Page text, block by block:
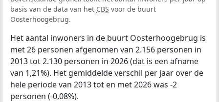
basis van de data van het CBS voor de buurt
Oosterhoogebrug.
Het aantal inwoners in de buurt Oosterhoogebrug is
met 26 personen afgenomen van 2.156 personen in
2013 tot 2.130 personen in 2026 (dat is een afname
van 1,21%). Het gemiddelde verschil per jaar over de
hele periode van 2013 tot en met 2026 was -2
personen (-0,08%).